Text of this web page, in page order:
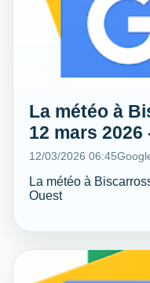
La météo à
12 mars 2026
12/03/2026 06:45
La météo à
Ouest